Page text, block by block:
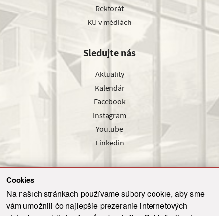
Cookies
Na našich stránkach používame súbory cookie, aby sme
vám umožnili čo najlepšie prezeranie internetových
Rektorát
KU v médiách
Sledujte nás
Aktuality
Kalendár
Facebook
Instagram
Youtube
Linkedin